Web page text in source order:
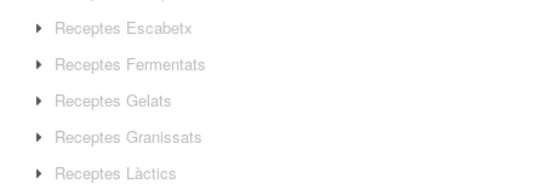
Receptes Escabetx
Receptes Fermentats
Receptes Gelats
Receptes Granissats
Receptes Làctics